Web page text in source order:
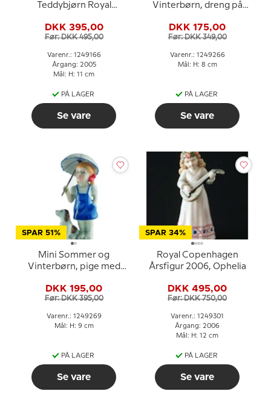
Teddybjørn Royal
DKK 395,00
Før: DKK 495,00
Varenr.: 1249166
Årgang: 2005
Mål: H: 11 cm
PÅ LAGER
Se vare
Vinterbørn, dreng på
Copenhagen figur nr.
266
DKK 175,00
Før: DKK 349,00
Varenr.: 1249266
Mål: H: 8 cm
PÅ LAGER
Se vare
SPAR 51%
Mini Sommer og
Vinterbørn, pige med
Copenhagen figur nr.
269
DKK 195,00
Før: DKK 395,00
Varenr.: 1249269
Mål: H: 9 cm
PÅ LAGER
Se vare
SPAR 34%
Royal Copenhagen
Årsfigur 2006, Ophelia
DKK 495,00
Før: DKK 750,00
Varenr.: 1249301
Årgang: 2006
Mål: H: 12 cm
PÅ LAGER
Se vare